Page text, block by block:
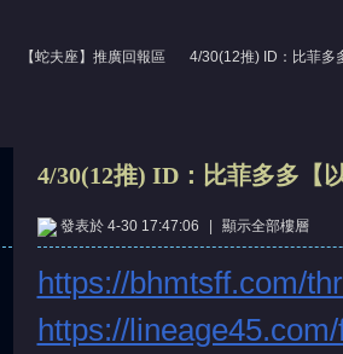
【蛇夫座】推廣回報區 4/30(12推) ID：比菲多
4/30(12推) ID：比菲多多【
發表於 4-30 17:47:06 顯示全部樓層
https://bhmtsff.com/
https://